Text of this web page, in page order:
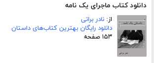
دانلود کتاب ماجرای یک نامه
از: نادر براتی
دانلود رایگان بهترین کتاب‌های داستان
۱۵۳ صفحه